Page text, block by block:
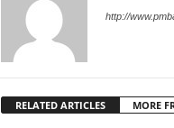
http://
RELATED ARTICLES MORE